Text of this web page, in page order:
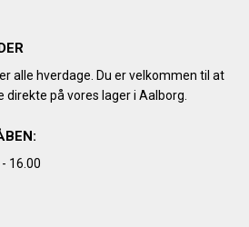
alle hverdage. Du er velkommen til at
direkte på vores lager i Aalborg.
16.00